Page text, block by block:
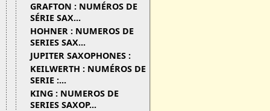
GRAFTON : NUMÉROS DE
SÉRIE SAX...
HOHNER : NUMEROS DE
SERIES SAX...
JUPITER SAXOPHONES :
KEILWERTH : NUMÉROS DE
SERIE :...
KING : NUMEROS DE
SERIES SAXOP...